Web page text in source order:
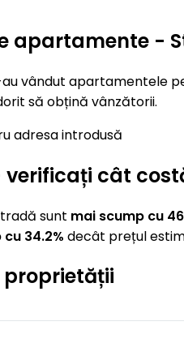
apartamente -
vândut apartamentele
să obțină vânzătorii.
adresa introdusă
cât
sunt mai scump cu
34.2% decât prețul